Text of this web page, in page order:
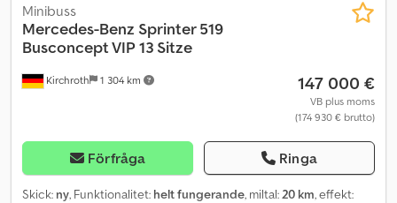
Kirchroth 1 304 km
Minibuss
Mercedes-Benz Sprinter 519
Busconcept VIP 13 Sitze
147 000 €
VB plus moms
(174 930 € brutto)
Förfråga Ringa
Skick: ny, Funktionalitet: helt fungerande, miltal:20 km, effekt: